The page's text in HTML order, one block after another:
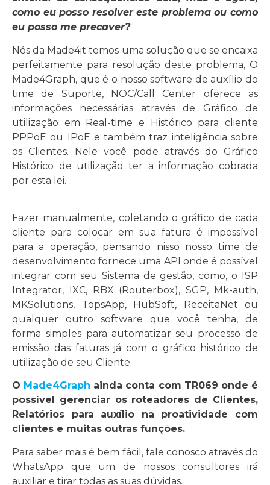
como eu posso resolver este problema ou como
eu posso me precaver?
Nós da Made4it temos uma solução que se encaixa
perfeitamente para resolução deste problema, O
Made4Graph, que é o nosso software de auxílio do
time de Suporte, NOC/Call Center oferece as
informações necessárias através de Gráfico de
utilização em Real-time e Histórico para cliente
PPPoE ou IPoE e também traz inteligência sobre
os Clientes. Nele você pode através do Gráfico
Histórico de utilização ter a informação cobrada
por esta lei.
Fazer manualmente, coletando o gráfico de cada
cliente para colocar em sua fatura é impossível
para a operação, pensando nisso nosso time de
desenvolvimento fornece uma API onde é possível
integrar com seu Sistema de gestão, como, o ISP
Integrator, IXC, RBX (Routerbox), SGP, Mk-auth,
MKSolutions, TopsApp, HubSoft, ReceitaNet ou
qualquer outro software que você tenha, de
forma simples para automatizar seu processo de
emissão das faturas já com o gráfico histórico de
utilização de seu Cliente.
O Made4Graph ainda conta com TR069 onde é
possível gerenciar os roteadores de Clientes,
Relatórios para auxílio na proatividade com
clientes e muitas outras funções.
Para saber mais é bem fácil, fale conosco através do
WhatsApp que um de nossos consultores irá
auxiliar e tirar todas as suas dúvidas.